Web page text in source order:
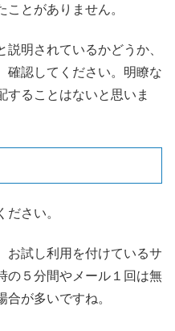
とがありません。
明されているかどうか、
確認してください。明瞭な
することはないと思いま
さい。
お試し利用を付けているサ
の５分間やメール１回は無
が多いですね。